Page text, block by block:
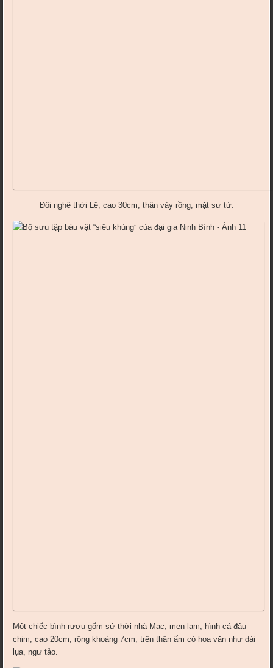
Đôi nghê thời Lê, cao 30cm, thân vảy rồng, mặt sư tử.
Một chiếc bình rượu gốm sứ thời nhà Mạc, men lam, hình cá đâu
chim, cao 20cm, rộng khoảng 7cm, trên thân ấm có hoa văn như dải
lụa, ngư tảo.